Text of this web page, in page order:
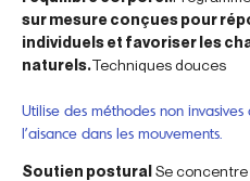
sur mesure conçues pour
individuels et favoriser les
naturels.Techniques douces
Utilise des méthodes non
l’aisance dans les mouvements.
Soutien posturalSe concentre